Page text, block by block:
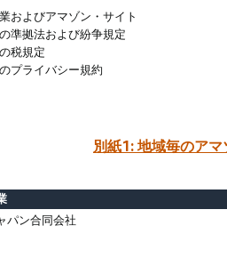
およびアマゾン・サイト
準拠法および紛争規定
税規定
プライバシー規約
別紙1: 地域毎のア
パン合同会社